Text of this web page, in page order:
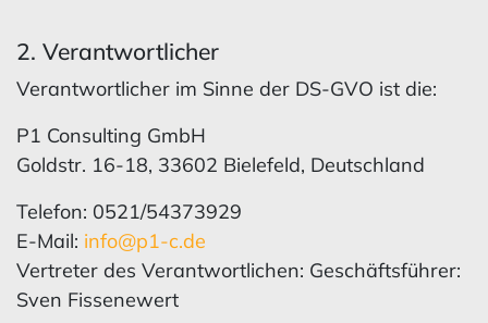
2. Verantwortlicher
Verantwortlicher im Sinne der DS-GVO ist die:
P1 Consulting GmbH
Goldstr. 16-18, 33602 Bielefeld, Deutschland
Telefon: 0521/54373929
E-Mail: info@p1-c.de
Vertreter des Verantwortlichen: Geschäftsführer:
Sven Fissenewert